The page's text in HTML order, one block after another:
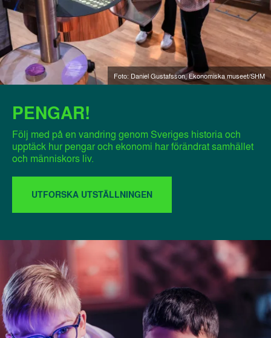
PENGAR!
Följ med på en vandring genom Sveriges historia och
upptäck hur pengar och ekonomi har förändrat samhället
och människors liv.
UTFORSKA UTSTÄLLNINGEN
Foto: Daniel Gustafsson, Ekonomiska museet/SHM